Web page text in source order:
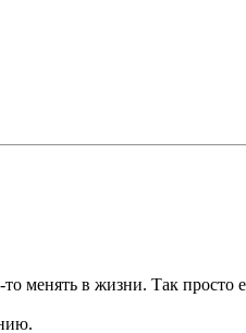
менять в жизни. Так просто